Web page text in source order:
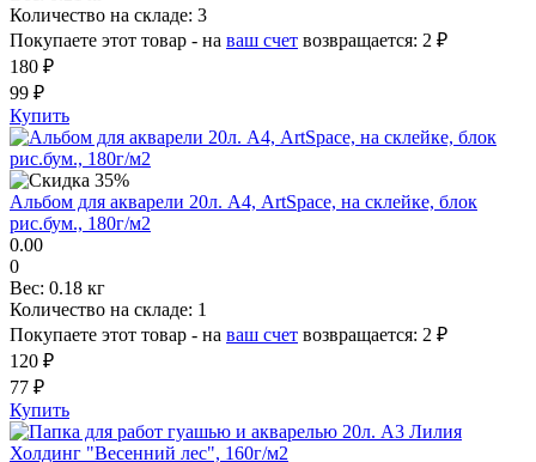
Количество на складе: 3
Покупаете этот товар - на ваш счет возвращается: 2 ₽
180 ₽
99 ₽
Купить
Альбом для акварели 20л. А4, ArtSpace, на склейке, блок
рис.бум., 180г/м2
0.00
0
Вес: 0.18 кг
Количество на складе: 1
Покупаете этот товар - на ваш счет возвращается: 2 ₽
120 ₽
77 ₽
Купить